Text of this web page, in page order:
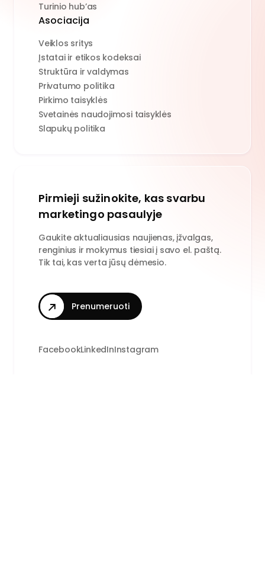
Turinio hub’as
Asociacija
Veiklos sritys
Įstatai ir etikos kodeksai
Struktūra ir valdymas
Privatumo politika
Pirkimo taisyklės
Svetainės naudojimosi taisyklės
Slapukų politika
Pirmieji sužinokite, kas svarbu
marketingo pasaulyje
Gaukite aktualiausias naujienas, įžvalgas,
renginius ir mokymus tiesiai į savo el. paštą.
Tik tai, kas verta jūsų dėmesio.
Prenumeruoti
FacebookLinkedInInstagram